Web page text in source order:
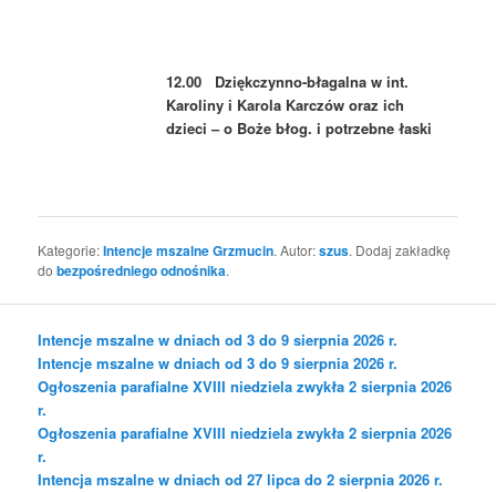
12.00 Dziękczynno-błagalna w int.
Karoliny i Karola Karczów oraz ich
dzieci – o Boże błog. i potrzebne łaski
Kategorie:Intencje mszalne Grzmucin. Autor:szus. Dodaj zakładkę
dobezpośredniego odnośnika.
Intencje mszalne w dniach od 3 do 9 sierpnia 2026 r.
Intencje mszalne w dniach od 3 do 9 sierpnia 2026 r.
Ogłoszenia parafialne XVIII niedziela zwykła 2 sierpnia 2026
r.
Ogłoszenia parafialne XVIII niedziela zwykła 2 sierpnia 2026
r.
Intencja mszalne w dniach od 27 lipca do 2 sierpnia 2026 r.